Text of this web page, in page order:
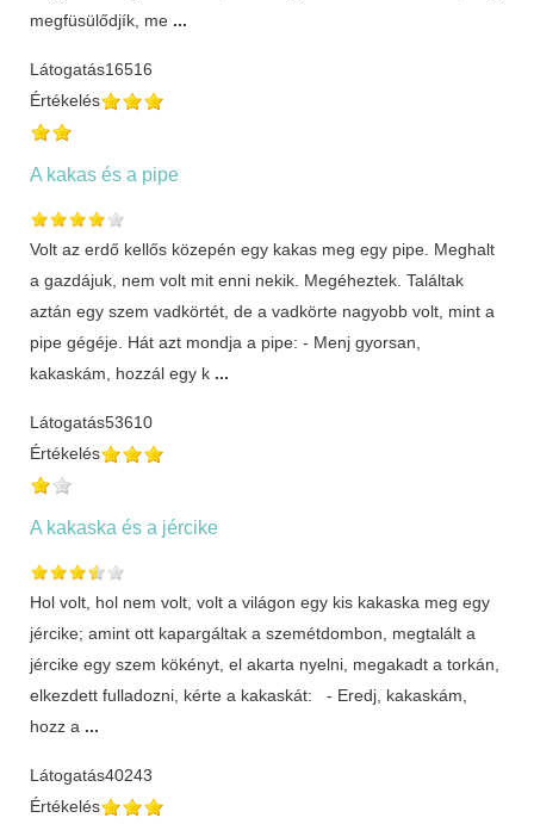
megfüsülődjík, me ...
Látogatás16516
Értékelés
A kakas és a pipe
Volt az erdő kellős közepén egy kakas meg egy pipe. Meghalt
a gazdájuk, nem volt mit enni nekik. Megéheztek. Találtak
aztán egy szem vadkörtét, de a vadkörte nagyobb volt, mint a
pipe gégéje. Hát azt mondja a pipe: - Menj gyorsan,
kakaskám, hozzál egy k ...
Látogatás53610
Értékelés
A kakaska és a jércike
Hol volt, hol nem volt, volt a világon egy kis kakaska meg egy
jércike; amint ott kapargáltak a szemétdombon, megtalált a
jércike egy szem kökényt, el akarta nyelni, megakadt a torkán,
elkezdett fulladozni, kérte a kakaskát: - Eredj, kakaskám,
hozz a ...
Látogatás40243
Értékelés